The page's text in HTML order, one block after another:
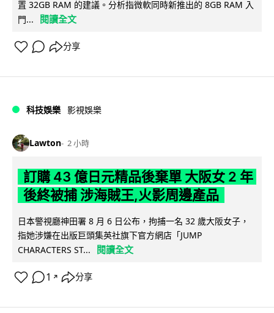
置 32GB RAM 的建議。分析指微軟同時新推出的 8GB RAM 入
門...
閱讀全文
分享
科技娛樂 影視娛樂
Lawton 2 小時
訂購 43 億日元精品後棄單 大阪女 2 年
後終被捕 涉海賊王,火影周邊產品
日本警視廳神田署 8 月 6 日公布，拘捕一名 32 歲大阪女子，
指她涉嫌在出版巨頭集英社旗下官方網店「JUMP
CHARACTERS ST...
閱讀全文
1 ↗ 分享